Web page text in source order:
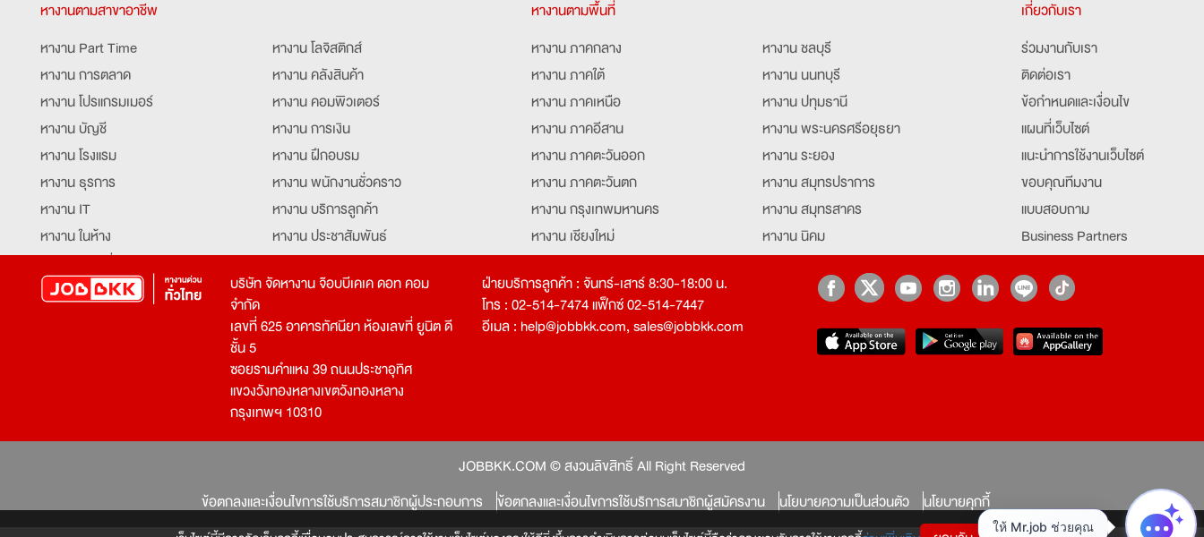
หางานตามสาขาอาชีพ
หางาน Part Time
หางาน การตลาด
หางาน โปรแกรมเมอร์
หางาน บัญชี
หางาน โรงแรม
หางาน ธุรการ
หางาน IT
หางาน ในห้าง
หางาน ท่องเที่ยว
หางาน จัดซื้อ
หางาน เจ้าหน้าที่รักษาความปลอดภัย
โปรแกรมเมอร์
หางาน โลจิสติกส์
หางาน คลังสินค้า
หางาน คอมพิวเตอร์
หางาน การเงิน
หางาน ฝึกอบรม
หางาน พนักงานชั่วคราว
หางาน บริการลูกค้า
หางาน ประชาสัมพันธ์
หางาน รับโทรศัพท์
หางาน ประสานงาน
หางาน จองตั๋ว
หางาน กุ๊ก
หางาน นักศึกษาฝึกงาน
หางาน Mobile Application
Developer
บริการสรรหาพนักงาน
บริษัทจัดหางาน
หางานตามพื้นที่
หางาน ภาคกลาง
หางาน ภาคใต้
หางาน ภาคเหนือ
หางาน ภาคอีสาน
หางาน ภาคตะวันออก
หางาน ภาคตะวันตก
หางาน กรุงเทพมหานคร
หางาน เชียงใหม่
หางาน ฉะเชิงเทรา
หางาน ชลบุรี
หางาน นนทบุรี
หางาน ปทุมธานี
หางาน พระนครศรีอยุธยา
หางาน ระยอง
หางาน สมุทรปราการ
หางาน สมุทรสาคร
หางาน นิคม
หางานอยุธยา
เกี่ยวกับเรา
ร่วมงานกับเรา
ติดต่อเรา
ข้อกำหนดและเงื่อนไข
แผนที่เว็บไซต์
แนะนำการใช้งานเว็บไซต์
ขอบคุณทีมงาน
แบบสอบถาม
Business Partners
Partner มหาวิทยาลัย
Job Index
job
บริษัท จัดหางาน จ๊อบบีเคเค ดอท คอม
จำกัด
เลขที่ 625 อาคารทัศนียา ห้องเลขที่ ยูนิต ดี
ชั้น 5
ซอยรามคำแหง 39 ถนนประชาอุทิศ
แขวงวังทองหลางเขตวังทองหลาง
กรุงเทพฯ 10310
ฝ่ายบริการลูกค้า : จันทร์-เสาร์ 8:30-18:00 น.
โทร : 02-514-7474 แฟ็กซ์ 02-514-7447
อีเมล : help@jobbkk.com,sales@jobbkk.com
JOBBKK.COM © สงวนลิขสิทธิ์ All Right Reserved
ข้อตกลงและเงื่อนไขการใช้บริการสมาชิกผู้ประกอบการ
ข้อตกลงและเงื่อนไขการใช้บริการสมาชิกผู้สมัครงาน นโยบายความเป็นส่วนตัว
นโยบายคุกกี้